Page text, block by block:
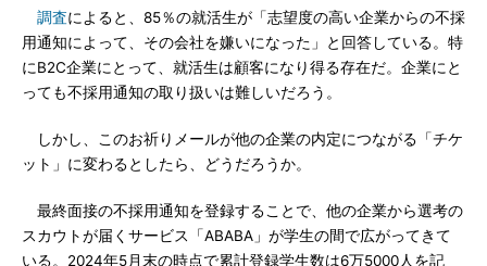
調査によると、85％の就活生が「志望度の高い企業からの不採
用通知によって、その会社を嫌いになった」と回答している。特
にB2C企業にとって、就活生は顧客になり得る存在だ。企業にと
っても不採用通知の取り扱いは難しいだろう。
しかし、このお祈りメールが他の企業の内定につながる「チケ
ット」に変わるとしたら、どうだろうか。
最終面接の不採用通知を登録することで、他の企業から選考の
スカウトが届くサービス「ABABA」が学生の間で広がってきて
いる。2024年5月末の時点で累計登録学生数は6万5000人を記